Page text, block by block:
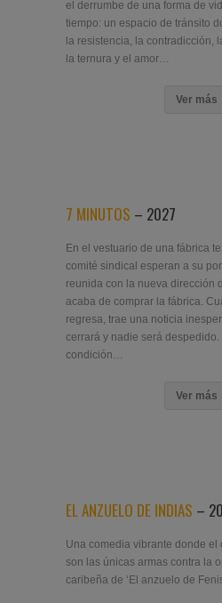
el derrumbe de una forma de
tiempo: un espacio de tránsito
la resistencia, la contradicción,
la ternura y el amor…
Ver más
7 MINUTOS – 2027
En el vestuario de una fábrica
comité sindical esperan a su
reunida con la nueva dirección
acaba de comprar la fábrica.
regresa, trae una noticia
cerrará y nadie será
condición…
Ver más
EL ANZUELO DE INDIAS –
Una comedia vibrante donde el
son las únicas armas contra la
caribeña de ‘El anzuelo de